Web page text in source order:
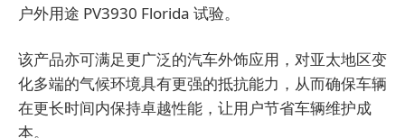
户外用途 PV3930 Florida 试验。
该产品亦可满足更广泛的汽车外饰应用，对亚太地区变
化多端的气候环境具有更强的抵抗能力，从而确保车辆
在更长时间内保持卓越性能，让用户节省车辆维护成
本。